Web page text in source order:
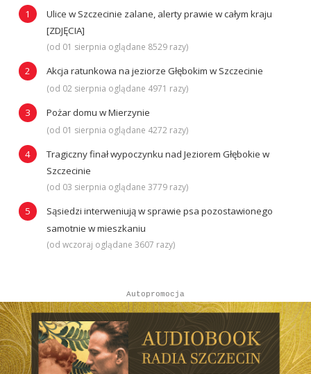
Ulice w Szczecinie zalane, alerty prawie w całym kraju
[ZDJĘCIA]
(od 01 sierpnia oglądane 8529 razy)
Akcja ratunkowa na jeziorze Głębokim w Szczecinie
(od 02 sierpnia oglądane 4971 razy)
Pożar domu w Mierzynie
(od 01 sierpnia oglądane 4272 razy)
Tragiczny finał wypoczynku nad Jeziorem Głębokie w
Szczecinie
(od 03 sierpnia oglądane 3779 razy)
Sąsiedzi interweniują w sprawie psa pozostawionego
samotnie w mieszkaniu
(od wczoraj oglądane 3607 razy)
Autopromocja